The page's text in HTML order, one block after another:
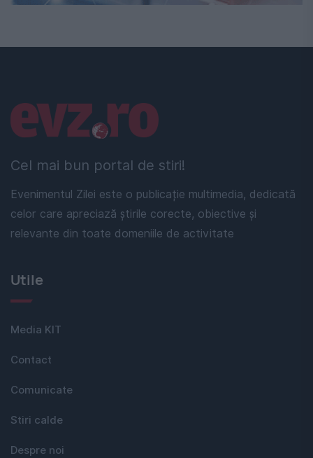
Cel mai bun portal de stiri!
Evenimentul Zilei este o publicație multimedia, dedicată
celor care apreciază știrile corecte, obiective și
relevante din toate domeniile de activitate
Linkuri utile
Utile
Media KIT
Contact
Comunicate
Stiri calde
Despre noi